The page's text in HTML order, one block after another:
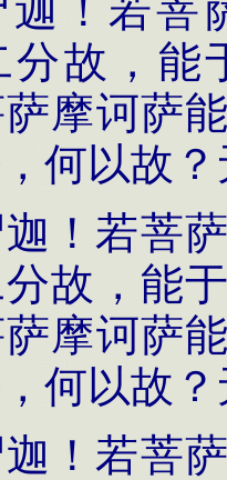
迦！若菩
分故，能
摩诃萨
何以故
！若菩
故，能
摩诃萨
何以故
！若菩